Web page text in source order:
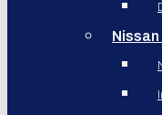
Nissan